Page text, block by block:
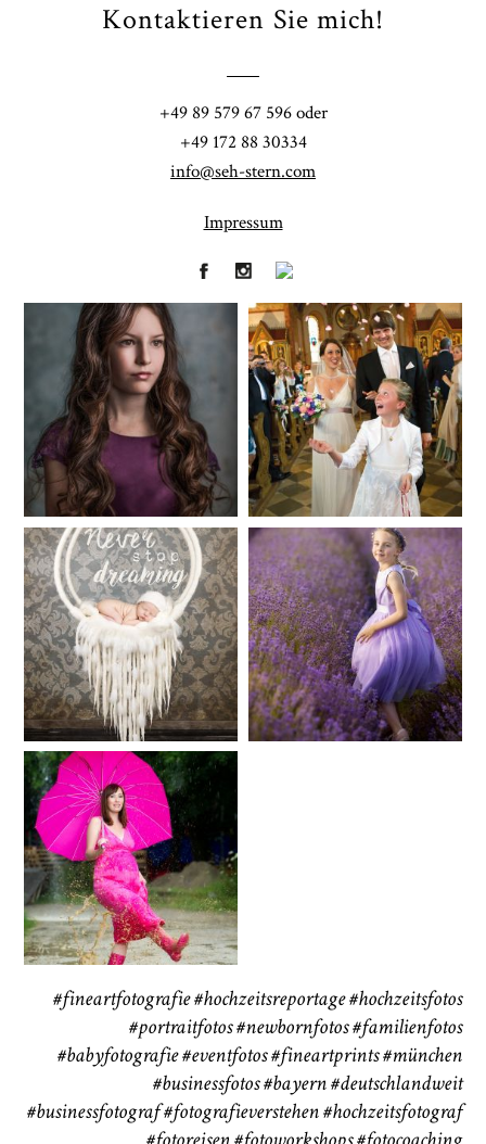
Kontaktieren Sie mich!
+49 89 579 67 596 oder
+49 172 88 30334
info@seh-stern.com
Impressum
Fineart
41
Hochzeit
183
Baby/Newborn
72
Kinder
111
Babybauch
37
#fineartfotografie #hochzeitsreportage #hochzeitsfotos
#portraitfotos #newbornfotos #familienfotos
#babyfotografie #eventfotos #fineartprints#münchen
#businessfotos#bayern #deutschlandweit
#businessfotograf#fotografieverstehen #hochzeitsfotograf